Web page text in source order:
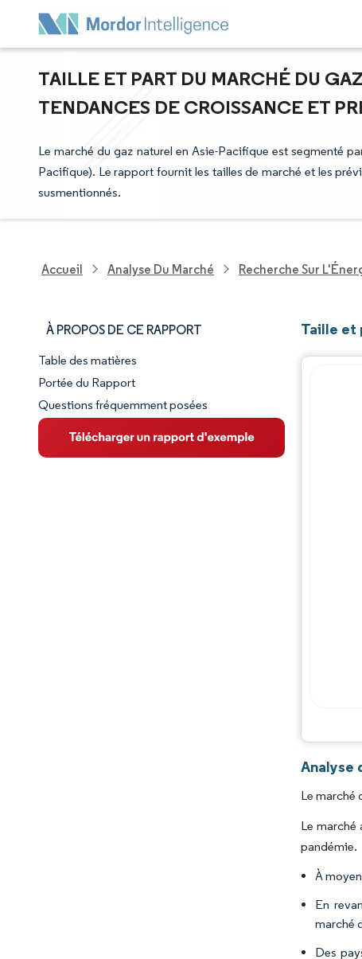
TAILLE ET PART DU MARCHÉ DU
TENDANCES DE CROISSANCE ET
Le marché du gaz naturel en Asie-Pacifique est segmenté
Pacifique). Le rapport fournit les tailles de marché et les
susmentionnés.
Accueil Analyse Du Marché Recherche Sur
À PROPOS DE CE RAPPORT
Aperçu du marché
VUE D’ENSEMBLE DU MARCHÉ
Principales tendances du marché
Table des matières
Portée du Rapport
Questions fréquemment posées
Taille et
Analyse
Le marché
Le marché
pandémie.
À
En
marché
Des